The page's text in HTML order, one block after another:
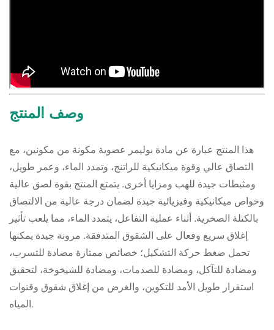
وصف المنتج
هذا المنتج عبارة عن مادة بوليمر عضوية مكونة من مكونين، مع
التصاق عالي وقوة ميكانيكية للراتنج، وتمدد الماء، وعمر طويل،
ومثبطات جيدة للهب ومزايا أخرى. يتمتع المنتج بقوة لصق عالية
وخواص ميكانيكية وفيزيائية جيدة لضمان درجة عالية من الالتصاق
بالكتلة الصخرية. أثناء عملية التفاعل، يتمدد الماء، مما يلعب تأثير
إغلاق سريع وفعال على الشقوق المتدفقة. مرونة جيدة يمكنها
تحمل ضغط حركة التشكيل؛ خصائص ممتازة مضادة للتسرب،
ومضادة للتآكل، ومضادة للصدمات، ومضادة للشيخوخة، لتحقيق
استقرار طويل الأمد للتكوين، والغرض من إغلاق شقوق وقنوات
المياه.